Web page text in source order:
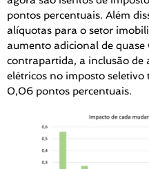
pontos percentuais. Além
alíquotas para o setor
aumento adicional de
contrapartida, a inclusão de
elétricos no imposto
0,06 pontos percentuais.